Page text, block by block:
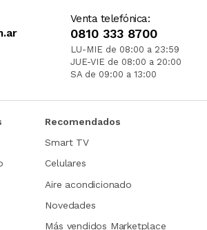
Venta telefónica:
0810 333 8700
LU-MIE de 08:00 a 23:59
JUE-VIE de 08:00 a 20:00
SA de 09:00 a 13:00
Recomendados
Smart TV
Celulares
Aire acondicionado
Novedades
Más vendidos Marketplace